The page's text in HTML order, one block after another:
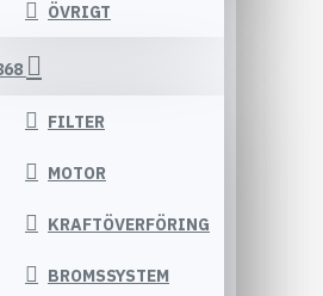
ÖVRIGT
FILTER
MOTOR
KRAFTÖVERFÖRING
BROMSSYSTEM